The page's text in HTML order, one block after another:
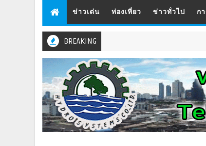
ข่าวเด่น ท่องเที่ยว ข่าวทั่วไป ก
BREAKING